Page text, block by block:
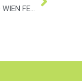
WIR SIND WIEN FEMOUS – WASCHLIEDER